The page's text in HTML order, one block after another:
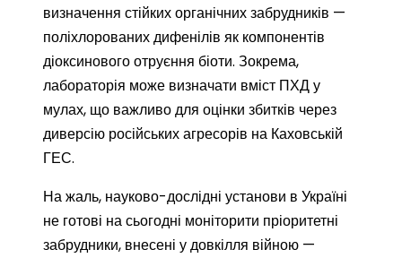
визначення стійких органічних забрудників —
поліхлорованих дифенілів як компонентів
діоксинового отруєння біоти. Зокрема,
лабораторія може визначати вміст ПХД у
мулах, що важливо для оцінки збитків через
диверсію російських агресорів на Каховській
ГЕС.
На жаль, науково-дослідні установи в Україні
не готові на сьогодні моніторити пріоритетні
забрудники, внесені у довкілля війною —